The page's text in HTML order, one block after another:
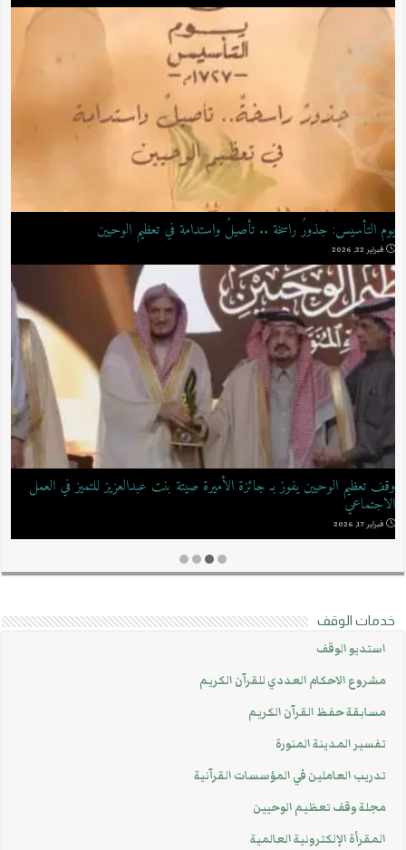
الحفل الختامي لمسابقة “مشكاة البصيرة لحفظ الوحيين”
ديسمبر 18, 2025
مسابقة “مشكاة البصيرة لحفظ الوحيين”
نوفمبر 20, 2025
خدمات الوقف
استديو الوقف
مشروع الاحكام العددي للقرآن الكريم
مسابقة حفظ القرآن الكريم
تفسير المدينة المنورة
تدريب العاملين في المؤسسات القرآنية
مجلة وقف تعظيم الوحيين
المقرأة الإلكترونية العالمية